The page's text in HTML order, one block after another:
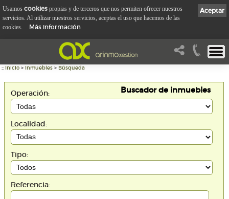
:: Inicio > Inmuebles > Búsqueda
Buscador de inmuebles
Operación:
Localidad:
Tipo:
Referencia:
Aceptar
Usamos cookies propias y de terceros que nos permiten ofrecer nuestros
servicios. Al utilizar nuestros servicios, aceptas el uso que hacemos de las
cookies.
Más información